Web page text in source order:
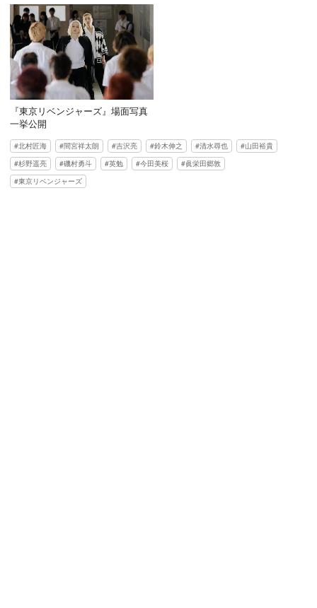
『東京リベンジャーズ』場面写真
一挙公開
北村匠海 間宮祥太朗 吉沢亮 鈴木伸之 清水尋也
山田裕貴
杉野遥亮
磯村勇斗 英勉 今田美桜
眞栄田郷敦
東京リベンジャーズ